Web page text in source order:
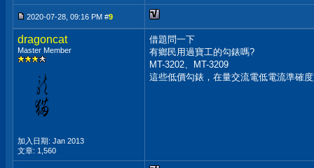
2020-07-28, 09:16 PM #9
dragoncat
Master Member
加入日期: Jan 2013
文章: 1,560
借題問一下
有鄉民用過寶工的勾錶嗎?
MT-3202、MT-3209
這些低價勾錶，在量交流電低電流準確